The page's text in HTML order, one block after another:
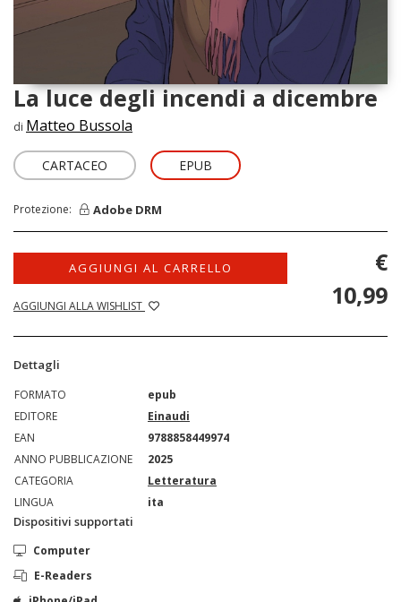
La luce degli incendi a dicembre
di Matteo Bussola
CARTACEO EPUB
Protezione: Adobe DRM
AGGIUNGI AL CARRELLO
AGGIUNGI ALLA WISHLIST
€
10,99
Dettagli
FORMATO
epub
EDITORE
Einaudi
EAN
9788858449974
ANNO PUBBLICAZIONE
2025
CATEGORIA
Letteratura
LINGUA
ita
Dispositivi supportati
Computer
E-Readers